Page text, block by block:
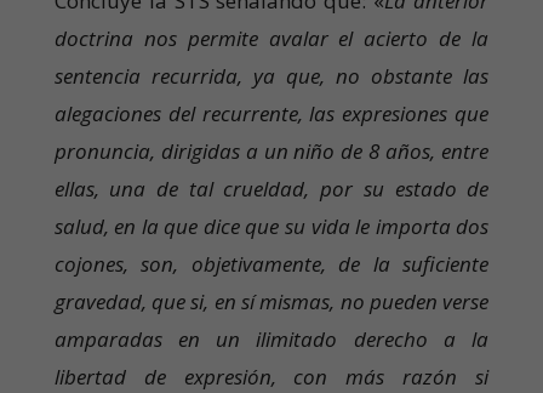
doctrina nos permite avalar el acierto de la
sentencia recurrida, ya que, no obstante las
alegaciones del recurrente, las expresiones que
pronuncia, dirigidas a un niño de 8 años, entre
ellas, una de tal crueldad, por su estado de
salud, en la que dice que su vida le importa dos
cojones, son, objetivamente, de la suficiente
gravedad, que si, en sí mismas, no pueden verse
amparadas en un ilimitado derecho a la
libertad de expresión, con más razón si